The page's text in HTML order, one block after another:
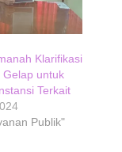
Klarifikasi
Gelap untuk
Terkait
Publik"